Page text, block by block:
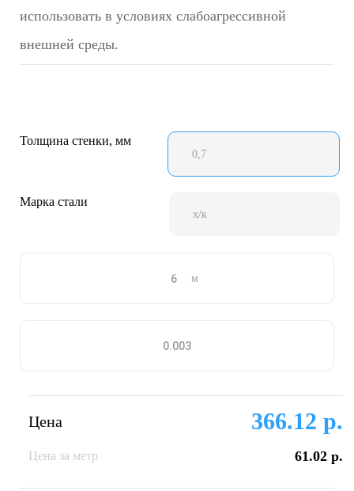
использовать в условиях слабоагрессивной
внешней среды.
Толщина стенки, мм
0,7
Марка стали
х/к
м
Цена 366.12 р.
Цена за метр 61.02 р.